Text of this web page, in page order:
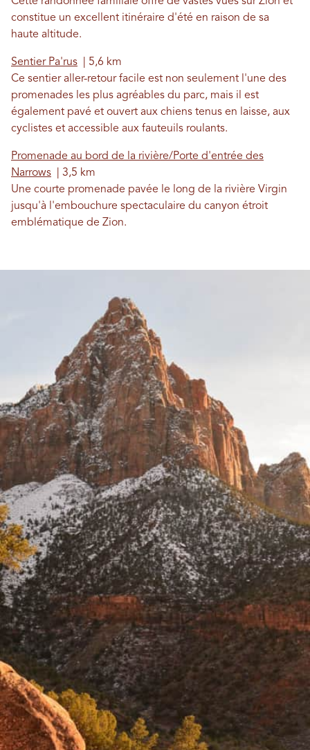
constitue un excellent itinéraire d'été en raison de sa
haute altitude.
Sentier Pa'rus | 5,6 km
Ce sentier aller-retour facile est non seulement l'une des
promenades les plus agréables du parc, mais il est
également pavé et ouvert aux chiens tenus en laisse, aux
cyclistes et accessible aux fauteuils roulants.
Promenade au bord de la rivière/Porte d'entrée des
Narrows | 3,5 km
Une courte promenade pavée le long de la rivière Virgin
jusqu'à l'embouchure spectaculaire du canyon étroit
emblématique de Zion.